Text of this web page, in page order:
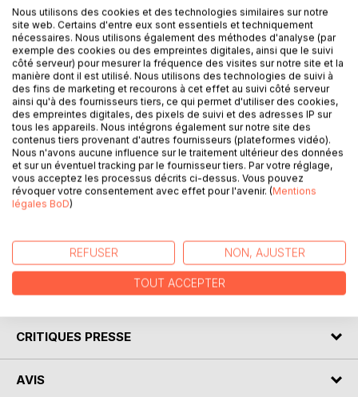
DESCRIPTION
Venez découvrir La Guerre de Troie n'aura pas lieu de Jean
Giraudoux grâce à une analyse littéraire de référence !
Écrite par un spécialiste universitaire, cette fiche de lecture
est recommandée par de nombreux enseignants. Cet
ouvrage contient la biographie de l'écrivain, le résumé
détaillé, le mouvement littéraire, le contexte de publication
titres sur : www.fichedelecture.fr.
AUTEUR(S)
CRITIQUES PRESSE
AVIS
Nous utilisons des cookies et des technologies similaires sur notre
site web. Certains d'entre eux sont essentiels et techniquement
nécessaires. Nous utilisons également des méthodes d'analyse (par
exemple des cookies ou des empreintes digitales, ainsi que le suivi
côté serveur) pour mesurer la fréquence des visites sur notre site et la
manière dont il est utilisé. Nous utilisons des technologies de suivi à
des fins de marketing et recourons à cet effet au suivi côté serveur
ainsi qu'à des fournisseurs tiers, ce qui permet d'utiliser des cookies,
des empreintes digitales, des pixels de suivi et des adresses IP sur
tous les appareils. Nous intégrons également sur notre site des
contenus tiers provenant d'autres fournisseurs (plateformes vidéo).
Nous n'avons aucune influence sur le traitement ultérieur des données
et sur un éventuel tracking par le fournisseur tiers. Par votre réglage,
vous acceptez les processus décrits ci-dessus. Vous pouvez
révoquer votre consentement avec effet pour l'avenir. (Mentions
légales BoD)
REFUSER NON, AJUSTER
TOUT ACCEPTER